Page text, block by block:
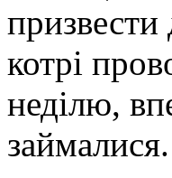
котрі
неділю,
займалися.